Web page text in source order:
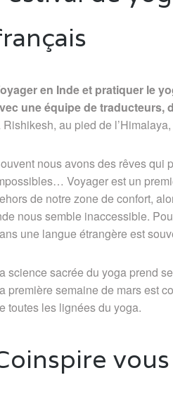
en Inde et pratiquer le
une équipe de traducteurs,
Rishikesh, au pied de
nous avons des rêves qui
Voyager est un
de notre zone de confort,
nous semble inaccessible.
une langue étrangère est
science sacrée du yoga prend
première semaine de mars est
toutes les lignées du yoga.